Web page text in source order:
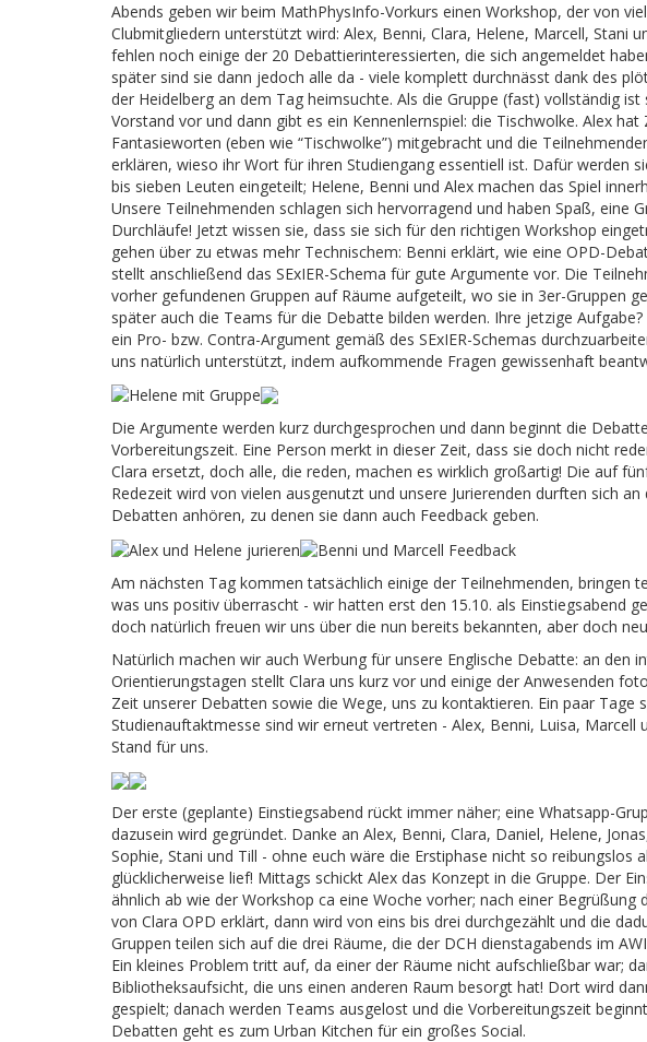
Abends geben wir beim MathPhysInfo-Vorkurs einen Workshop, der von
Clubmitgliedern unterstützt wird: Alex, Benni, Clara, Helene, Marcell, Stani
fehlen noch einige der 20 Debattierinteressierten, die sich angemeldet
später sind sie dann jedoch alle da - viele komplett durchnässt dank des
der Heidelberg an dem Tag heimsuchte. Als die Gruppe (fast) vollständig
Vorstand vor und dann gibt es ein Kennenlernspiel: die Tischwolke. Alex
Fantasieworten (eben wie “Tischwolke”) mitgebracht und die
erklären, wieso ihr Wort für ihren Studiengang essentiell ist. Dafür werden
bis sieben Leuten eingeteilt; Helene, Benni und Alex machen das Spiel
Unsere Teilnehmenden schlagen sich hervorragend und haben Spaß, eine
Durchläufe! Jetzt wissen sie, dass sie sich für den richtigen Workshop
gehen über zu etwas mehr Technischem: Benni erklärt, wie eine OPD-
stellt anschließend das SExIER-Schema für gute Argumente vor. Die
vorher gefundenen Gruppen auf Räume aufgeteilt, wo sie in 3er-Gruppen
später auch die Teams für die Debatte bilden werden. Ihre jetzige
ein Pro- bzw. Contra-Argument gemäß des SExIER-Schemas
uns natürlich unterstützt, indem aufkommende Fragen gewissenhaft
Die Argumente werden kurz durchgesprochen und dann beginnt die
Vorbereitungszeit. Eine Person merkt in dieser Zeit, dass sie doch nicht
Clara ersetzt, doch alle, die reden, machen es wirklich großartig! Die auf
Redezeit wird von vielen ausgenutzt und unsere Jurierenden durften sich
Debatten anhören, zu denen sie dann auch Feedback geben.
Am nächsten Tag kommen tatsächlich einige der Teilnehmenden, bringen
was uns positiv überrascht - wir hatten erst den 15.10. als Einstiegsabend
doch natürlich freuen wir uns über die nun bereits bekannten, aber doch
Natürlich machen wir auch Werbung für unsere Englische Debatte: an den
Orientierungstagen stellt Clara uns kurz vor und einige der Anwesenden
Zeit unserer Debatten sowie die Wege, uns zu kontaktieren. Ein paar Tage
Studienauftaktmesse sind wir erneut vertreten - Alex, Benni, Luisa, Marcell
Stand für uns.
Der erste (geplante) Einstiegsabend rückt immer näher; eine Whatsapp-
dazusein wird gegründet. Danke an Alex, Benni, Clara, Daniel, Helene,
Sophie, Stani und Till - ohne euch wäre die Erstiphase nicht so reibungslos
glücklicherweise lief! Mittags schickt Alex das Konzept in die Gruppe. Der
ähnlich ab wie der Workshop ca eine Woche vorher; nach einer Begrüßung
von Clara OPD erklärt, dann wird von eins bis drei durchgezählt und die
Gruppen teilen sich auf die drei Räume, die der DCH dienstagabends im
Ein kleines Problem tritt auf, da einer der Räume nicht aufschließbar war;
Bibliotheksaufsicht, die uns einen anderen Raum besorgt hat! Dort wird
gespielt; danach werden Teams ausgelost und die Vorbereitungszeit
Debatten geht es zum Urban Kitchen für ein großes Social.